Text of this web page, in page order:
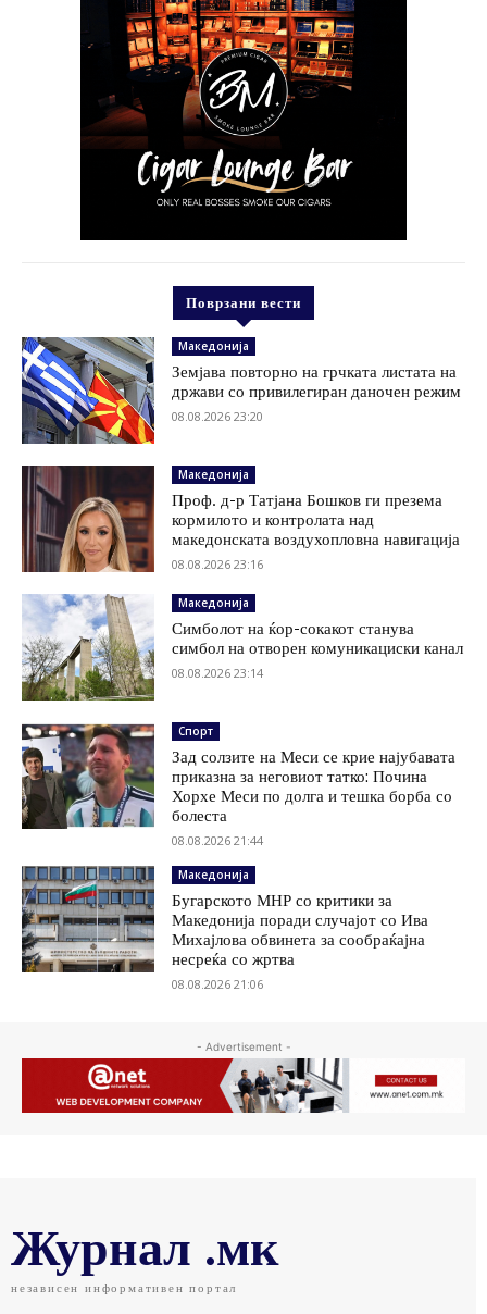
Поврзани вести
Македонија
Земјава повторно на грчката листата на
држави со привилегиран даночен режим
08.08.2026 23:20
Македонија
Проф. д-р Татјана Бошков ги презема
кормилото и контролата над
македонската воздухопловна навигација
08.08.2026 23:16
Македонија
Симболот на ќор-сокакот станува
симбол на отворен комуникациски канал
08.08.2026 23:14
Спорт
Зад солзите на Меси се крие најубавата
приказна за неговиот татко: Почина
Хорхе Меси по долга и тешка борба со
болеста
08.08.2026 21:44
Македонија
Бугарското МНР со критики за
Македонија поради случајот со Ива
Михајлова обвинета за сообраќајна
несреќа со жртва
08.08.2026 21:06
- Advertisement -
Журнал .мк
независен информативен портал